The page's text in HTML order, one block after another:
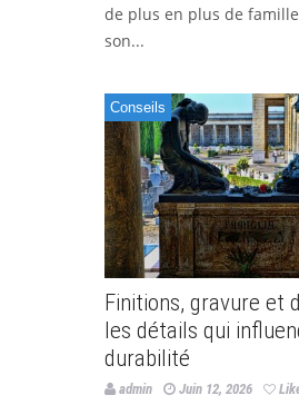
de plus en plus de
son...
Conseils
Finitions, gravure et
les détails qui
durabilité
admin Juin 12, 2026